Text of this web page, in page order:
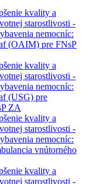
kvality a
starostlivosti -
nemocníc:
(OAIM) pre FNsP
kvality a
starostlivosti -
nemocníc:
(USG) pre
ZA
kvality a
starostlivosti -
nemocníc:
vnútorného
kvality a
starostlivosti -